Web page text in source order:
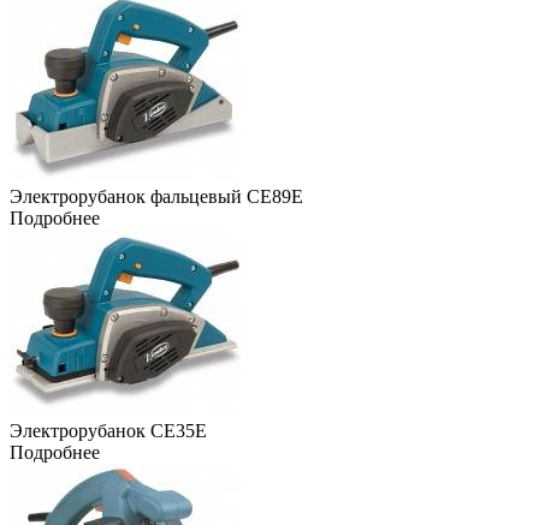
Электрорубанок фальцевый CE89E
Подробнее
Электрорубанок CE35E
Подробнее